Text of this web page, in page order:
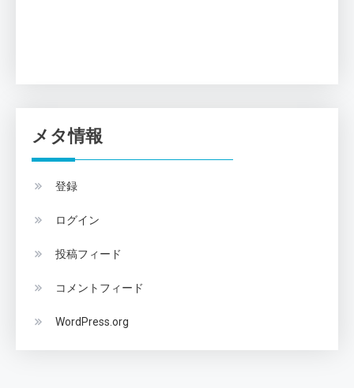
メタ情報
登録
ログイン
投稿フィード
コメントフィード
WordPress.org